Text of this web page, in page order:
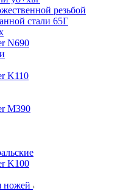
резьбой
стали 65Г
N690
K110
M390
K100
ножей